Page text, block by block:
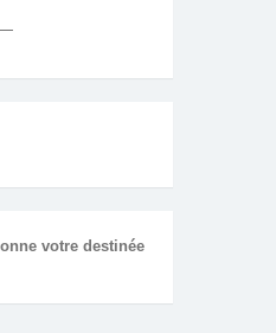
votre destinée